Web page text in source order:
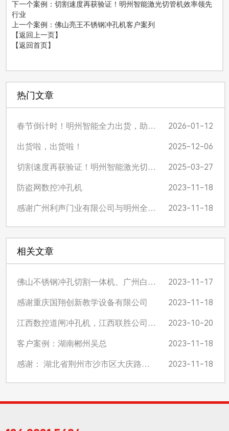
下一个案例 ：切割速度再获验证！明州智能激光切管机效率领先
行业
上一个案例 ：佛山亮王不锈钢冲孔机客户案列
【返回上一页】
【返回首页】
热门文章
春节倒计时！明州智能全力出货，助您备货无忧 2026-01-12
出货啦，出货啦！ 2025-12-06
切割速度再获验证！明州智能激光切管机效率领先行业 2025-03-27
防盗网数控冲孔机 2023-11-18
感谢广州利声门业有限公司与明州全自动冲孔机合作 2023-11-18
相关文章
佛山不锈钢冲孔切割一体机、广州白云区华彬利不锈钢经营部案例 2023-11-17
感谢重庆国翔创新教学设备有限公司 2023-11-18
江西数控道闸冲孔机，江西联胜公司客户案列 2023-10-20
客户案例：湖南郴州吴总 2023-11-18
感谢： 湖北省荆州市沙市区大庆路金跃建材科技有限公司 2023-11-18